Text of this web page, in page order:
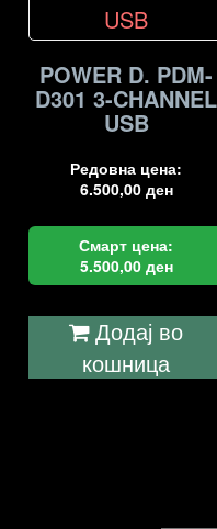
POWER D. PDM-
D301 3-CHANNEL
USB
Редовна цена:
6.500,00 ден
Смарт цена:
5.500,00 ден
Додај во
кошница